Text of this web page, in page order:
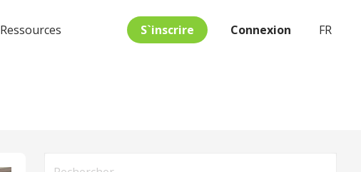
Ressources S`inscrire Connexion FR